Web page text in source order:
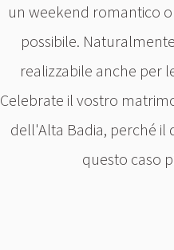
un weekend romantico
possibile.
realizzabile anche per
Celebrate il vostro
dell'Alta Badia, perché il
questo caso